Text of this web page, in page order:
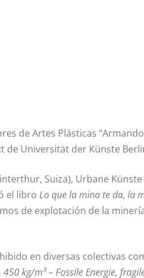
de Artes Plásticas
de Universität der Künste
Suiza), Urbane
el libro Lo que la mina te da, la
de explotación de la
en diversas colectivas
450 kg/m³ – Fossile Energie,